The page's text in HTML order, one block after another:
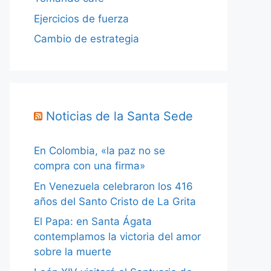
Ejercicios de fuerza
Cambio de estrategia
Noticias de la Santa Sede
En Colombia, «la paz no se
compra con una firma»
En Venezuela celebraron los 416
años del Santo Cristo de La Grita
El Papa: en Santa Ágata
contemplamos la victoria del amor
sobre la muerte